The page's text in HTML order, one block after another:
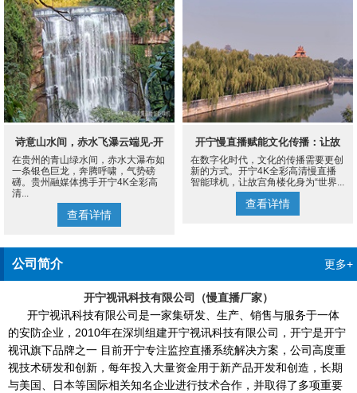
诗意山水间，赤水飞瀑云端见-开
宁4K慢直播摄像机
在贵州的青山绿水间，赤水大瀑布如
一条银色巨龙，奔腾呼啸，气势磅
礴。贵州融媒体携手开宁4K全彩高
清...
查看详情
开宁慢直播赋能文化传播：让故
宫角楼成为世界的文化客厅
在数字化时代，文化的传播需要更创
新的方式。开宁4K全彩高清慢直播
智能球机，让故宫角楼化身为“世界...
查看详情
公司简介 更多+
开宁视讯科技有限公司（慢直播厂家）
开宁视讯科技有限公司是一家集研发、生产、销售与服务于一体
的安防企业，2010年在深圳组建开宁视讯科技有限公司，开宁是开宁
视讯旗下品牌之一 目前开宁专注监控直播系统解决方案，公司高度重
视技术研发和创新，每年投入大量资金用于新产品开发和创造，长期
与美国、日本等国际相关知名企业进行技术合作，并取得了多项重要